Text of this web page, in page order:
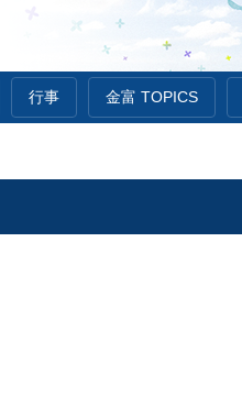
行事 金富 TOPICS